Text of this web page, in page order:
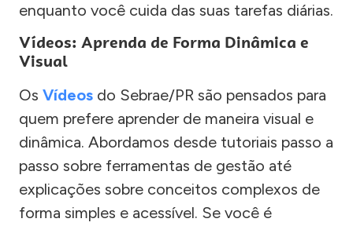
enquanto você cuida das suas tarefas diárias.
Vídeos: Aprenda de Forma Dinâmica e
Visual
Os Vídeos do Sebrae/PR são pensados para
quem prefere aprender de maneira visual e
dinâmica. Abordamos desde tutoriais passo a
passo sobre ferramentas de gestão até
explicações sobre conceitos complexos de
forma simples e acessível. Se você é